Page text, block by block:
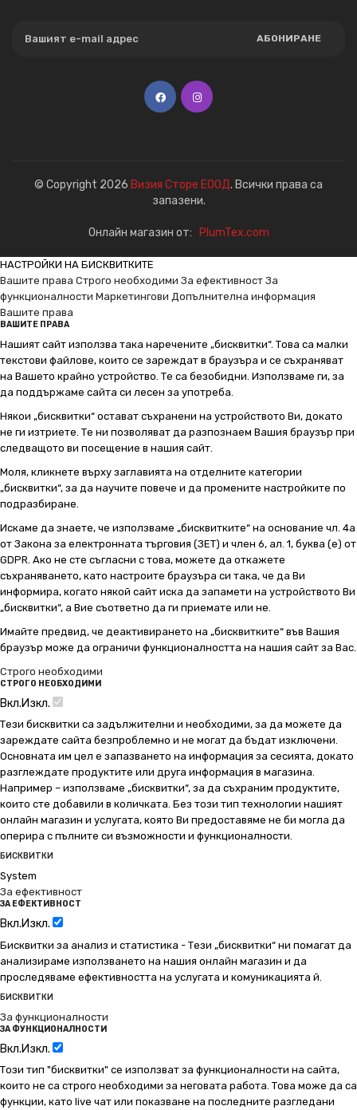
АБОНИРАНЕ
© Copyright 2026 Визия Сторе ЕООД. Всички права са
запазени.
Онлайн магазин от: PlumTex.com
НАСТРОЙКИ НА БИСКВИТКИТЕ
Вашите права Строго необходими За ефективност За
функционалности Маркетингови Допълнителна информация
Вашите права
ВАШИТЕ ПРАВА
Нашият сайт използва така наречените „бисквитки“. Това са малки
текстови файлове, които се зареждат в браузъра и се съхраняват
на Вашето крайно устройство. Те са безобидни. Използваме ги, за
да поддържаме сайта си лесен за употреба.
Някои „бисквитки“ остават съхранени на устройството Ви, докато
не ги изтриете. Те ни позволяват да разпознаем Вашия браузър при
следващото ви посещение в нашия сайт.
Моля, кликнете върху заглавията на отделните категории
„бисквитки“, за да научите повече и да промените настройките по
подразбиране.
Искаме да знаете, че използваме „бисквитките“ на основание чл. 4а
от Закона за електронната търговия (ЗЕТ) и член 6, ал. 1, буква (е) от
GDPR. Ако не сте съгласни с това, можете да откажете
съхраняването, като настроите браузъра си така, че да Ви
информира, когато някой сайт иска да запамети на устройството Ви
„бисквитки“, а Вие съответно да ги приемате или не.
Имайте предвид, че деактивирането на „бисквитките“ във Вашия
браузър може да ограничи функционалността на нашия сайт за Вас.
Строго необходими
СТРОГО НЕОБХОДИМИ
Вкл.Изкл.
Тези бисквитки са задължителни и необходими, за да можете да
зареждате сайта безпроблемно и не могат да бъдат изключени.
Основната им цел е запазването на информация за сесията, докато
разглеждате продуктите или друга информация в магазина.
Например – използваме „бисквитки“, за да съхраним продуктите,
които сте добавили в количката. Без този тип технологии нашият
онлайн магазин и услугата, която Ви предоставяме не би могла да
оперира с пълните си възможности и функционалности.
БИСКВИТКИ
System
За ефективност
ЗА ЕФЕКТИВНОСТ
Вкл.Изкл.
Бисквитки за анализ и статистика - Тези „бисквитки“ ни помагат да
анализираме използването на нашия онлайн магазин и да
проследяваме ефективността на услугата и комуникацията й.
БИСКВИТКИ
За функционалности
ЗА ФУНКЦИОНАЛНОСТИ
Вкл.Изкл.
Този тип "бисквитки" се използват за функционалности на сайта,
които не са строго необходими за неговата работа. Това може да са
функции, като live чат или показване на последните разгледани